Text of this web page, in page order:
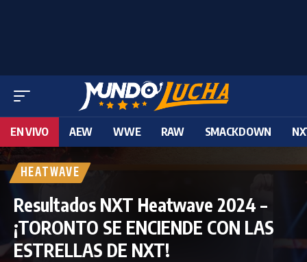
EN VIVO AEW WWE RAW SMACKDOWN
HEATWAVE
Resultados NXT Heatwave 2024 –
¡TORONTO SE ENCIENDE CON LAS
ESTRELLAS DE NXT!